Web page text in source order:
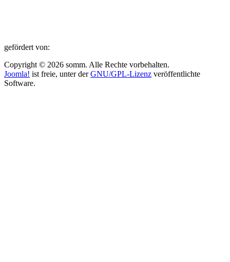
gefördert von:
Copyright © 2026 somm. Alle Rechte vorbehalten.
Joomla! ist freie, unter derGNU/GPL-Lizenz veröffentlichte
Software.